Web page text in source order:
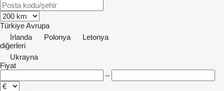
TürkiyeAvrupa
İrlanda
Polonya
Letonya
diğerleri
Ukrayna
Fiyat
–